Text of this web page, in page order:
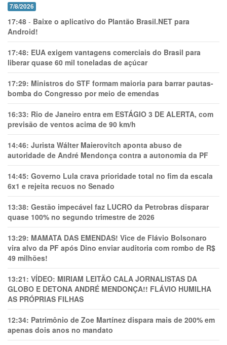
7/8/2026
17:48 - Baixe o aplicativo do Plantão Brasil.NET para
Android!
17:48: EUA exigem vantagens comerciais do Brasil para
liberar quase 60 mil toneladas de açúcar
17:29: Ministros do STF formam maioria para barrar pautas-
bomba do Congresso por meio de emendas
16:33: Rio de Janeiro entra em ESTÁGIO 3 DE ALERTA, com
previsão de ventos acima de 90 km/h
14:46: Jurista Wálter Maierovitch aponta abuso de
autoridade de André Mendonça contra a autonomia da PF
14:45: Governo Lula crava prioridade total no fim da escala
6x1 e rejeita recuos no Senado
13:38: Gestão impecável faz LUCRO da Petrobras disparar
quase 100% no segundo trimestre de 2026
13:29: MAMATA DAS EMENDAS! Vice de Flávio Bolsonaro
vira alvo da PF após Dino enviar auditoria com rombo de R$
49 milhões!
13:21: VÍDEO: MIRIAM LEITÃO CALA JORNALISTAS DA
GLOBO E DETONA ANDRÉ MENDONÇA!! FLÁVIO HUMILHA
AS PRÓPRIAS FILHAS
12:34: Patrimônio de Zoe Martínez dispara mais de 200% em
apenas dois anos no mandato